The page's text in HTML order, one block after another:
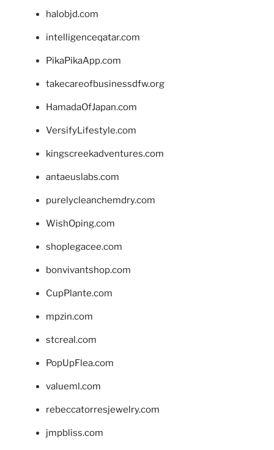
halobjd.com
intelligenceqatar.com
PikaPikaApp.com
takecareofbusinessdfw.org
HamadaOfJapan.com
VersifyLifestyle.com
kingscreekadventures.com
antaeuslabs.com
purelycleanchemdry.com
WishOping.com
shoplegacee.com
bonvivantshop.com
CupPlante.com
mpzin.com
stcreal.com
PopUpFlea.com
valueml.com
rebeccatorresjewelry.com
jmpbliss.com